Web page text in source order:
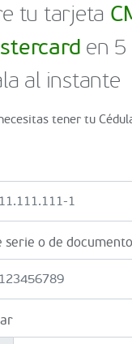
tu tarjeta
en
al instante
tener tu
serie o de documento